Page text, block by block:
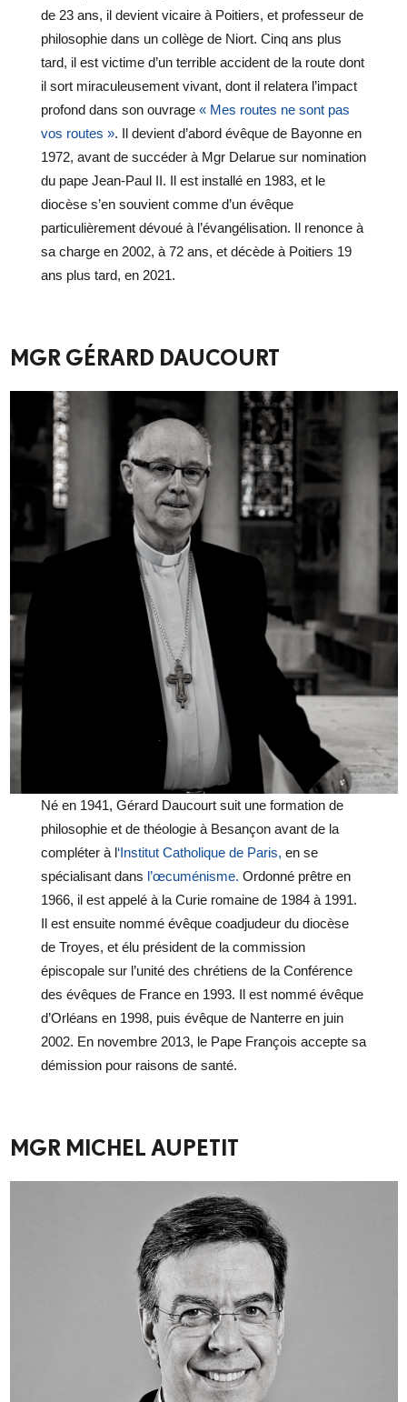
de 23 ans, il devient vicaire à Poitiers, et professeur de
philosophie dans un collège de Niort. Cinq ans plus
tard, il est victime d’un terrible accident de la route dont
il sort miraculeusement vivant, dont il relatera l’impact
profond dans son ouvrage « Mes routes ne sont pas
vos routes ». Il devient d’abord évêque de Bayonne en
1972, avant de succéder à Mgr Delarue sur nomination
du pape Jean-Paul II. Il est installé en 1983, et le
diocèse s’en souvient comme d’un évêque
particulièrement dévoué à l’évangélisation. Il renonce à
sa charge en 2002, à 72 ans, et décède à Poitiers 19
ans plus tard, en 2021.
MGR GÉRARD DAUCOURT
Né en 1941, Gérard Daucourt suit une formation de
philosophie et de théologie à Besançon avant de la
compléter à l‘Institut Catholique de Paris, en se
spécialisant dans l’œcuménisme. Ordonné prêtre en
1966, il est appelé à la Curie romaine de 1984 à 1991.
Il est ensuite nommé évêque coadjudeur du diocèse
de Troyes, et élu président de la commission
épiscopale sur l’unité des chrétiens de la Conférence
des évêques de France en 1993. Il est nommé évêque
d’Orléans en 1998, puis évêque de Nanterre en juin
2002. En novembre 2013, le Pape François accepte sa
démission pour raisons de santé.
MGR MICHEL AUPETIT